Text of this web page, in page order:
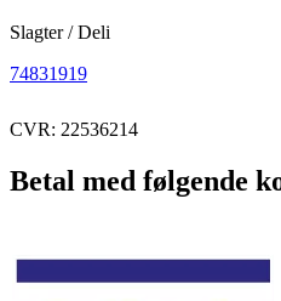
Slagter / Deli
74831919
CVR: 22536214
Betal med følgende